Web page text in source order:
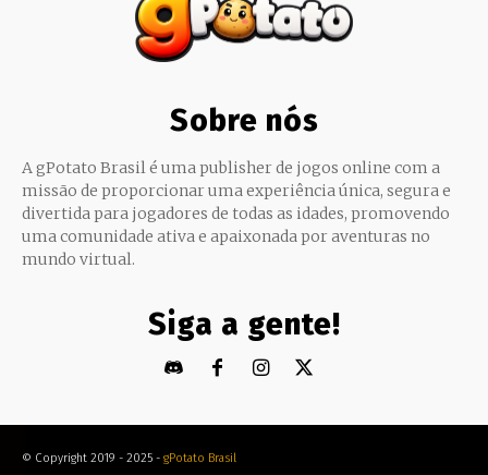
Sobre nós
A gPotato Brasil é uma publisher de jogos online com a
missão de proporcionar uma experiência única, segura e
divertida para jogadores de todas as idades, promovendo
uma comunidade ativa e apaixonada por aventuras no
mundo virtual.
Siga a gente!
© Copyright 2019 - 2025 - gPotato Brasil